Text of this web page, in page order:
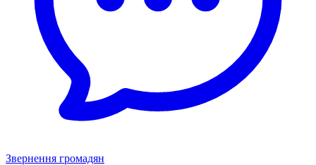
Звернення громадян